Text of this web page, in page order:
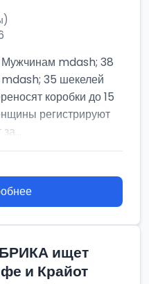
Мужчинам mdash; 38
35 шекелей
коробки до 15
регистрируют
ищет
и Крайот